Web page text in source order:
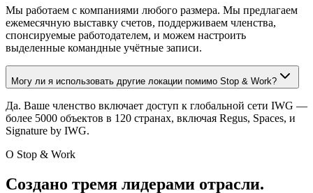
Мы работаем с компаниями любого размера. Мы предлагаем
ежемесячную выставку счетов, поддерживаем членства,
спонсируемые работодателем, и можем настроить
выделенные командные учётные записи.
Могу ли я использовать другие локации помимо Stop & Work?
Да. Ваше членство включает доступ к глобальной сети IWG —
более 5000 объектов в 120 странах, включая Regus, Spaces, и
Signature by IWG.
О Stop & Work
Создано тремя лидерами отрасли.